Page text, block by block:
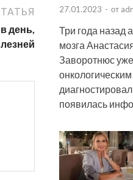
день,
27.01.2023 - от
Три года назад
мозга
Заворотнюс уже
появилась